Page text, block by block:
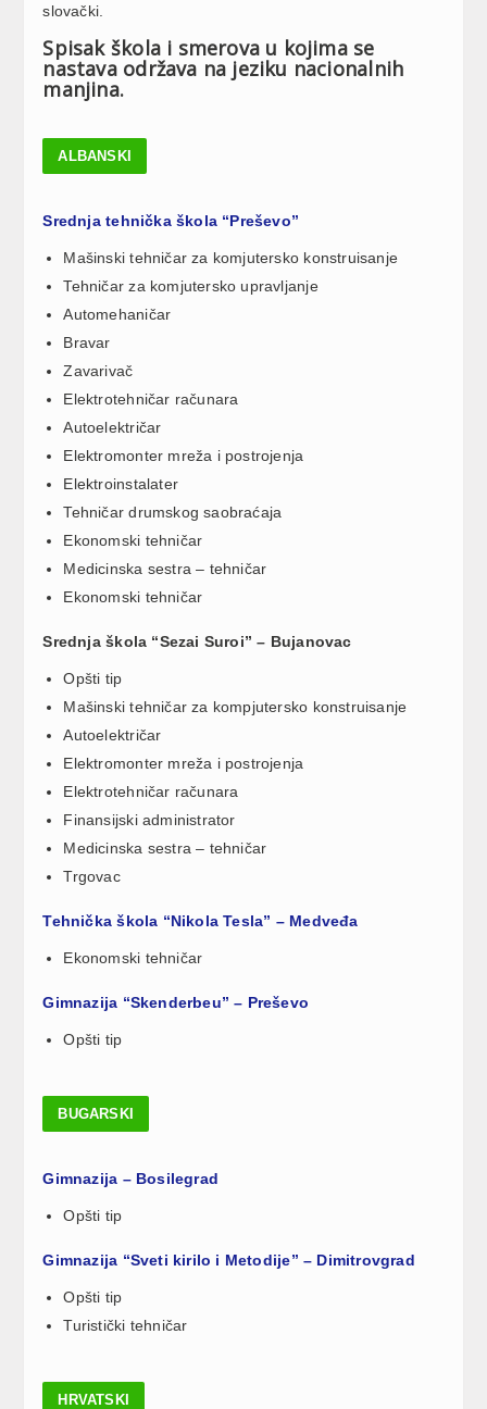
slovački.
Spisak škola i smerova u kojima se
nastava održava na jeziku nacionalnih
manjina.
АLBANSKI
Srednja tehnička škola “Preševo”
Mašinski tehničar za komjutersko konstruisanje
Tehničar za komjutersko upravljanje
Automehaničar
Bravar
Zavarivač
Elektrotehničar računara
Autoelektričar
Elektromonter mreža i postrojenja
Elektroinstalater
Tehničar drumskog saobraćaja
Ekonomski tehničar
Medicinska sestra – tehničar
Ekonomski tehničar
Srednja škola “Sezai Suroi” – Bujanovac
Opšti tip
Mašinski tehničar za kompjutersko konstruisanje
Autoelektričar
Elektromonter mreža i postrojenja
Elektrotehničar računara
Finansijski administrator
Medicinska sestra – tehničar
Trgovac
Tehnička škola “Nikola Tesla” – Medveđa
Ekonomski tehničar
Gimnazija “Skenderbeu” – Preševo
Opšti tip
BUGARSKI
Gimnazija – Bosilegrad
Opšti tip
Gimnazija “Sveti kirilo i Metodije” – Dimitrovgrad
Opšti tip
Turistički tehničar
HRVATSKI